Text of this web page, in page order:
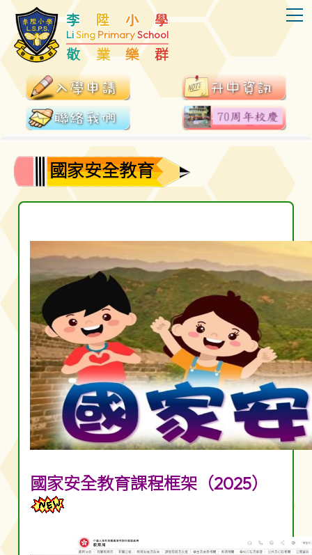
李 陞 小 學
LiSingPrimarySchool
敬 業 樂 群
國家安全教育
國家安全教育課程框架（2025）